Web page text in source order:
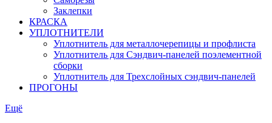
Заклепки
КРАСКА
УПЛОТНИТЕЛИ
Уплотнитель для металлочерепицы и профлиста
Уплотнитель для Сэндвич-панелей поэлементной
сборки
Уплотнитель для Трехслойных сэндвич-панелей
ПРОГОНЫ
Ещё